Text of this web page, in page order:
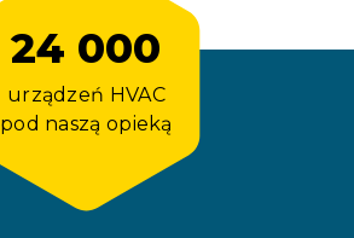
24 000
urządzeń HVAC
pod naszą opieką